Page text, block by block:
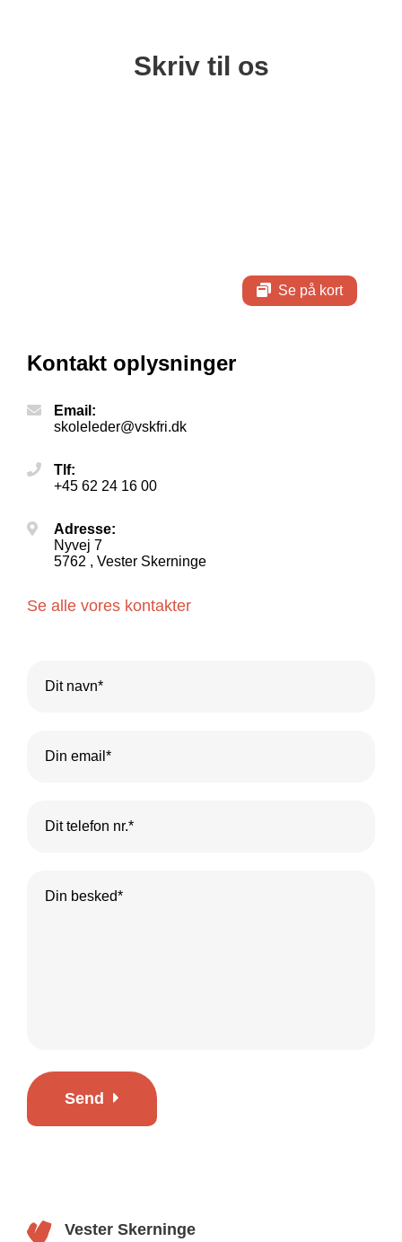
Skriv til os
Send
Kontakt oplysninger
Email:
skoleleder@vskfri.dk
Tlf:
+45 62 24 16 00
Adresse:
Nyvej 7
5762 , Vester Skerninge
Se alle vores kontakter
Se på kort
Vester Skerninge